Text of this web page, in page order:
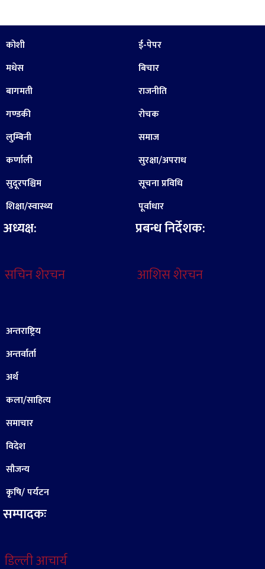
कोशी
मधेस
बागमती
गण्डकी
लुम्बिनी
कर्णाली
सुदूरपश्चिम
शिक्षा/स्वास्थ्य
अध्यक्ष:
सचिन शेरचन
ई-पेपर
बिचार
राजनीति
रोचक
समाज
सुरक्षा/अपराध
सूचना प्रविधि
पूर्वाधार
प्रबन्ध निर्देशक:
आशिस शेरचन
अन्तराष्ट्रिय
अन्तर्वार्ता
अर्थ
कला/साहित्य
समाचार
विदेश
सौजन्य
कृषि/ पर्यटन
सम्पादकः
डिल्ली आचार्य